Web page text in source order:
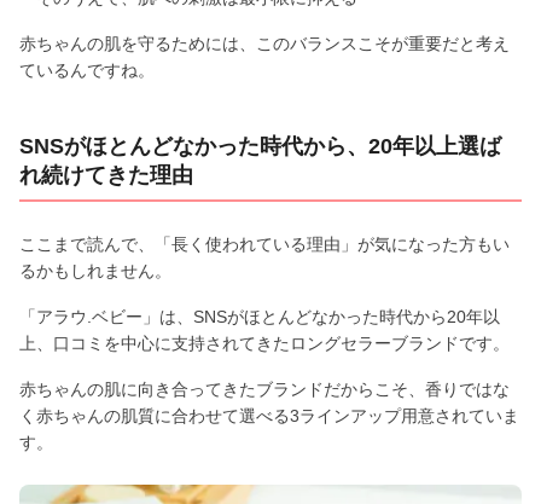
赤ちゃんの肌を守るためには、このバランスこそが重要だと考え
ているんですね。
SNSがほとんどなかった時代から、20年以上選ば
れ続けてきた理由
ここまで読んで、「長く使われている理由」が気になった方もい
るかもしれません。
「アラウ.ベビー」は、SNSがほとんどなかった時代から20年以
上、口コミを中心に支持されてきたロングセラーブランドです。
赤ちゃんの肌に向き合ってきたブランドだからこそ、香りではな
く赤ちゃんの肌質に合わせて選べる3ラインアップ用意されていま
す。